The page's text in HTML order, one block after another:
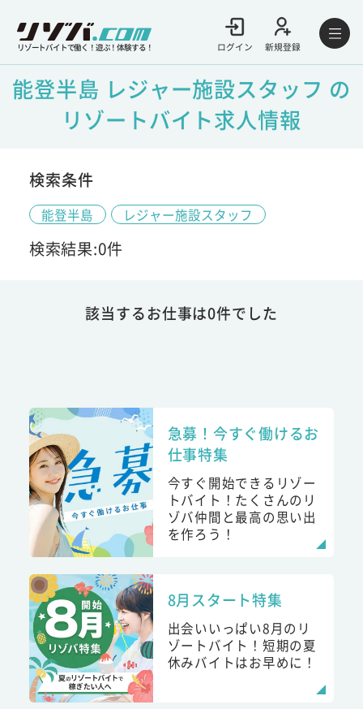
リゾートバイトで働く！遊ぶ！体験する！ ログイン 新規登録
能登半島 レジャー施設スタッフ の
リゾートバイト求人情報
検索条件
能登半島 レジャー施設スタッフ
検索結果:0件
該当するお仕事は0件でした
急募！今すぐ働けるお
仕事特集
今すぐ開始できるリゾー
トバイト！たくさんのリ
ゾバ仲間と最高の思い出
を作ろう！
8月スタート特集
出会いいっぱい8月のリ
ゾートバイト！短期の夏
休みバイトはお早めに！